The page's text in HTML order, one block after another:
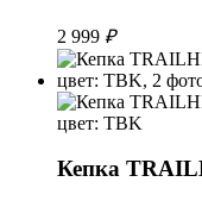
2 999 ₽
Кепка